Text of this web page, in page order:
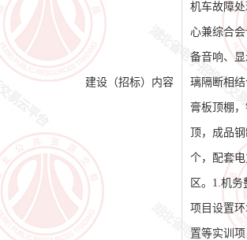
建设（招标）内容
机车故障
心兼综合
备音响、
璃隔断相
膏板顶棚
顶，成品
个，配套
区。1.机
项目设置
置等实训